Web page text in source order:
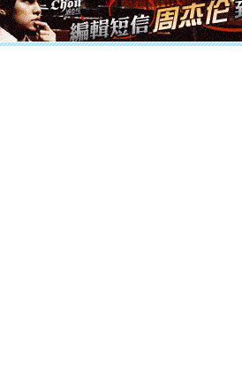
起；二是
离。水晶
[元旦]当